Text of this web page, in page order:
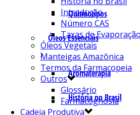
Quimiotipos
Óleos Essenciais
Aromaterapia
História no Brasil
Introdução
Número CAS
Taxas de Evaporação
Óleos Vegetais
Manteigas Amazônica
Termos da Farmacopeia
Outros
Glossário
Farmacognosia
Cadeia Produtiva